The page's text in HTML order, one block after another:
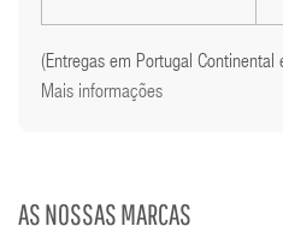
(Entregas em Portugal Continental
Mais informações
AS NOSSAS MARCAS